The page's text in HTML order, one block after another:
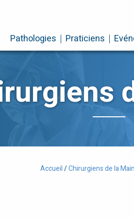
Pathologies Praticiens
Accueil/Chirurgiens de la Main